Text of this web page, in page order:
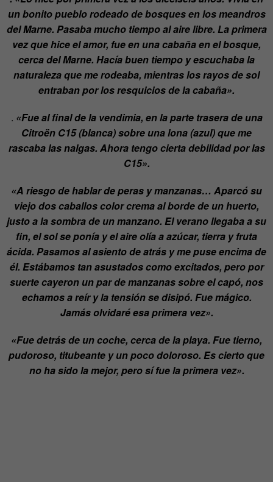
un bonito pueblo rodeado de bosques en los meandros
del Marne. Pasaba mucho tiempo al aire libre. La primera
vez que hice el amor, fue en una cabaña en el bosque,
cerca del Marne. Hacía buen tiempo y escuchaba la
naturalezaque me rodeaba, mientras los rayos de sol
entraban por los resquicios de la cabaña».
. «Fue al final de la vendimia, en la parte trasera de una
Citroën C15 (blanca) sobre una lona (azul) que me
rascaba las nalgas. Ahora tengo cierta debilidad por las
C15».
«A riesgo de hablar de peras y manzanas… Aparcó su
viejo dos caballos color crema al borde de un huerto,
justo a la sombra de un manzano. El verano llegaba a su
fin, el sol se ponía y el aire olía a azúcar, tierra y fruta
ácida. Pasamos al asiento de atrás y me puse encima de
él. Estábamos tan asustados como excitados, pero por
suerte cayeron un par de manzanas sobre el capó, nos
echamos a reír y la tensión se disipó. Fue mágico.
Jamás olvidaré esa primera vez».
«Fue detrás de un coche, cerca de la playa. Fue tierno,
pudoroso, titubeante y un poco doloroso. Es cierto que
no ha sido la mejor, pero sí fue la primera vez».